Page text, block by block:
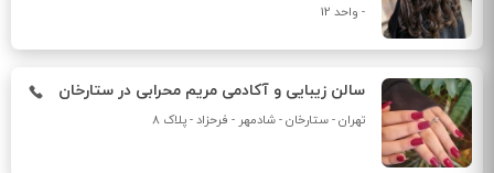
- واحد 12
سالن زیبایی و آکادمی مریم محرابی در ستارخان
تهران - ستارخان - شادمهر - فرحزاد - پلاک 8